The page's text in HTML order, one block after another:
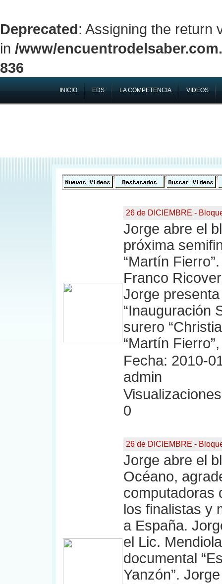
Deprecated: Assigning the return
in /www/
836
INICIO EDS LA COMPETENCIA VIDEOS
26 de DICIEMBRE -
Jorge abre el
próxima
“Martín
Franco
Jorge
“Inauguración
surero
“Martín
Fecha: 2010-
admin
0
26 de DICIEMBRE -
Jorge abre el
Océano,
computadoras
los finalistas y
a España.
el Lic.
documental
Yanzón”.